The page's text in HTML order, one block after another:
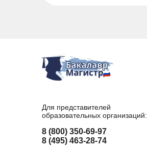
Для представителей
образовательных организаций:
8 (800) 350-69-97
8 (495) 463-28-74